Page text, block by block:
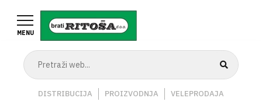
glavni
Navigation
DISTRIBUCIJA PROIZVODNJA VELEPRODAJA
MENU